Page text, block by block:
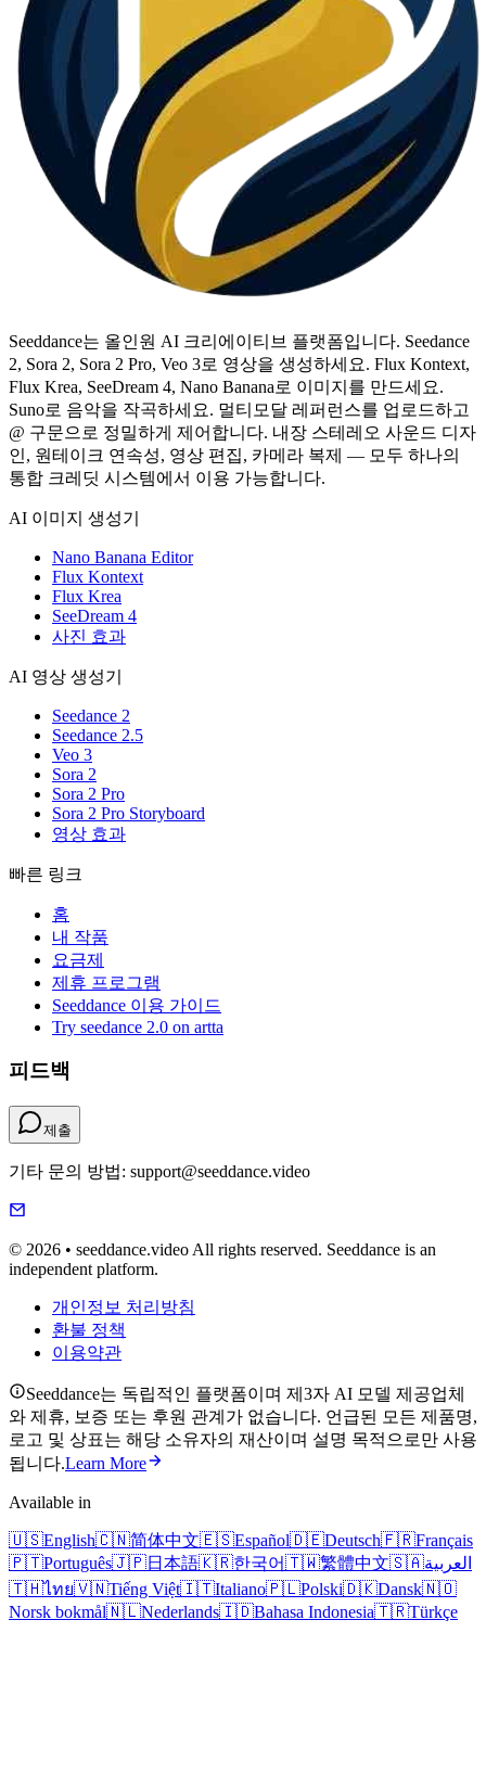
Seeddance는 올인원 AI 크리에이티브 플랫폼입니다. Seedance
2, Sora 2, Sora 2 Pro, Veo 3로 영상을 생성하세요. Flux Kontext,
Flux Krea, SeeDream 4, Nano Banana로 이미지를 만드세요.
Suno로 음악을 작곡하세요. 멀티모달 레퍼런스를 업로드하고
@ 구문으로 정밀하게 제어합니다. 내장 스테레오 사운드 디자
인, 원테이크 연속성, 영상 편집, 카메라 복제 — 모두 하나의
통합 크레딧 시스템에서 이용 가능합니다.
AI 이미지 생성기
Nano Banana Editor
Flux Kontext
Flux Krea
SeeDream 4
사진 효과
AI 영상 생성기
Seedance 2
Seedance 2.5
Veo 3
Sora 2
Sora 2 Pro
Sora 2 Pro Storyboard
영상 효과
빠른 링크
홈
내 작품
요금제
제휴 프로그램
Seeddance 이용 가이드
Try seedance 2.0 on artta
피드백
제출
기타 문의 방법: support@seeddance.video
© 2026 • seeddance.video All rights reserved. Seeddance is an
independent platform.
개인정보 처리방침
환불 정책
이용약관
Seeddance는 독립적인 플랫폼이며 제3자 AI 모델 제공업체
와 제휴, 보증 또는 후원 관계가 없습니다. 언급된 모든 제품명,
로고 및 상표는 해당 소유자의 재산이며 설명 목적으로만 사용
됩니다.Learn More
Available in
🇺🇸English🇨🇳简体中文🇪🇸Español🇩🇪Deutsch🇫🇷Français
🇵🇹Português🇯🇵日本語🇰🇷한국어🇹🇼繁體中文🇸🇦العربية
🇹🇭ไทย🇻🇳Tiếng Việt🇮🇹Italiano🇵🇱Polski🇩🇰Dansk🇳🇴
Norsk bokmål🇳🇱Nederlands🇮🇩Bahasa Indonesia🇹🇷Türkçe